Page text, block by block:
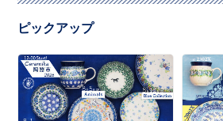
ピックアップ